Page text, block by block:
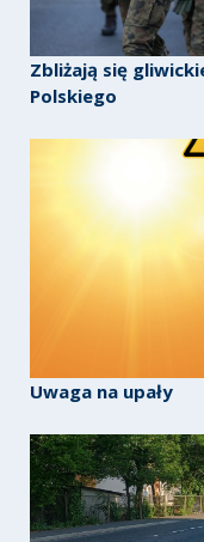
Zbliżają się
Polskiego
Uwaga na upały